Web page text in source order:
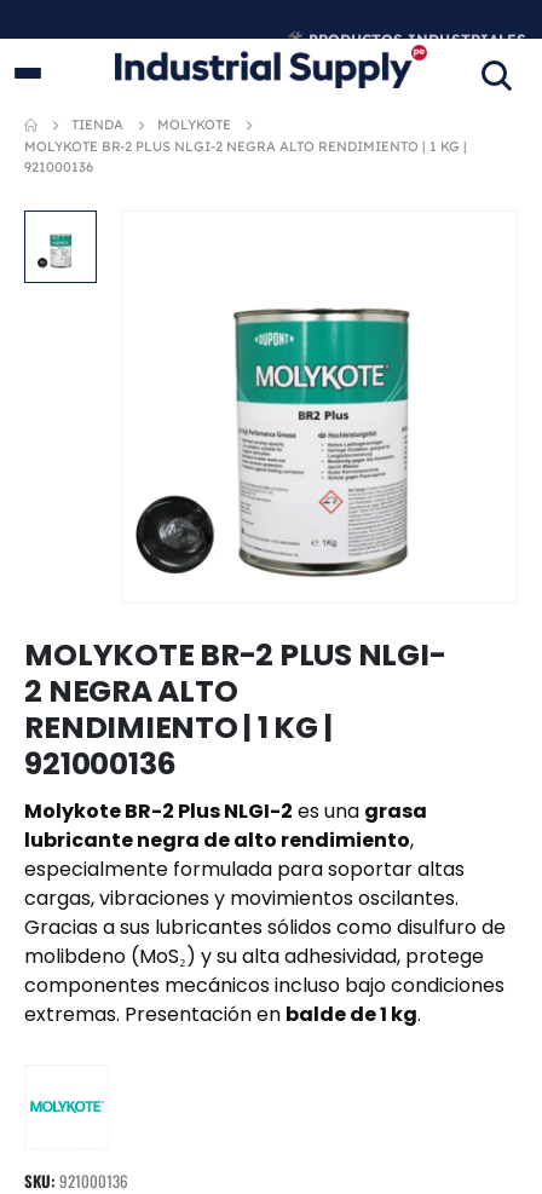
ORIGINALES
TIENDA
MOLYKOTE
MOLYKOTE BR-2 PLUS NLGI-2 NEGRA ALTO RENDIMIENTO | 1 KG |
921000136
MOLYKOTE BR-2 PLUS NLGI-
2 NEGRA ALTO
RENDIMIENTO | 1 KG |
921000136
Molykote BR-2 Plus NLGI-2 es una grasa
lubricante negra de alto rendimiento,
especialmente formulada para soportar altas
cargas, vibraciones y movimientos oscilantes.
Gracias a sus lubricantes sólidos como disulfuro de
molibdeno (MoS₂) y su alta adhesividad, protege
componentes mecánicos incluso bajo condiciones
extremas. Presentación en balde de 1 kg.
SKU:921000136